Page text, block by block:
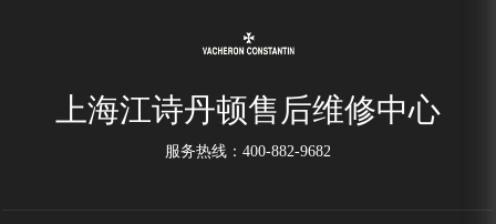
上海江诗丹顿售后维修中心
服务热线： 400-882-9682